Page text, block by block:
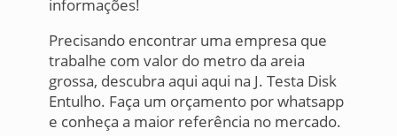
informações!
Precisando encontrar uma empresa que
trabalhe com valor do metro da areia
grossa, descubra aqui aqui na J. Testa Disk
Entulho. Faça um orçamento por whatsapp
e conheça a maior referência no mercado.